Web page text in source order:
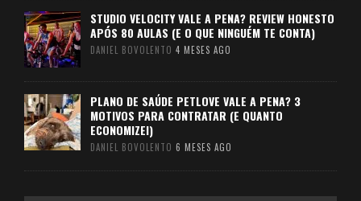
STUDIO VELOCITY VALE A PENA? REVIEW HONESTO
APÓS 80 AULAS (E O QUE NINGUÉM TE CONTA)
DANIEL BOVOLENTO 4 MESES AGO
PLANO DE SAÚDE PETLOVE VALE A PENA? 3
MOTIVOS PARA CONTRATAR (E QUANTO
ECONOMIZEI)
DANIEL BOVOLENTO 6 MESES AGO